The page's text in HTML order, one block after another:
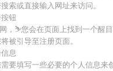
索或直接输入网址来访问。
钮
，⛷您会在页面上找到一个醒
被引导至注册页面。
息
要填写一些必要的个人信息来